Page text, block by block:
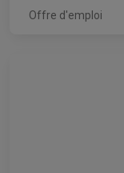
Offre d'emploi